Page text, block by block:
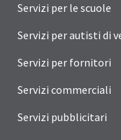
Servizi per le scuole
Servizi per autisti di
Servizi per fornitori
Servizi commerciali
Servizi pubblicitari